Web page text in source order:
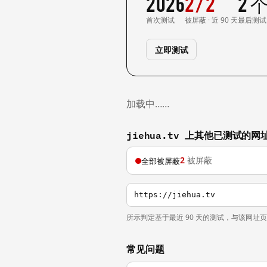
首次测试 被屏蔽 · 近 90 天最后测试
立即测试
加载中……
jiehua.tv 上其他已测试的网
全部被屏蔽2 被屏蔽
https://jiehua.tv
所示判定基于最近 90 天的测试，与该网址页
常见问题